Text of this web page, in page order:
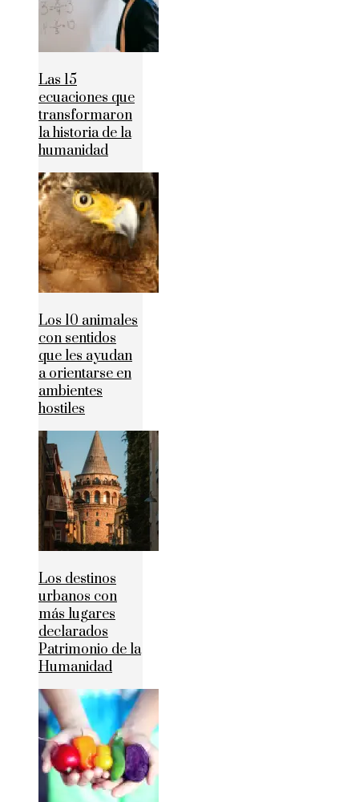
Las 15
ecuaciones que
transformaron
la historia de la
humanidad
Los 10 animales
con sentidos
que les ayudan
a orientarse en
ambientes
hostiles
Los destinos
urbanos con
más lugares
declarados
Patrimonio de la
Humanidad